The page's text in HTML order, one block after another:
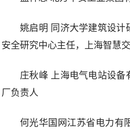
姚启明 同济大学建筑设计
安全研究中心主任，上海智慧
庄秋峰 上海电气电站设备
厂负责人
何光华国网江苏省电力有